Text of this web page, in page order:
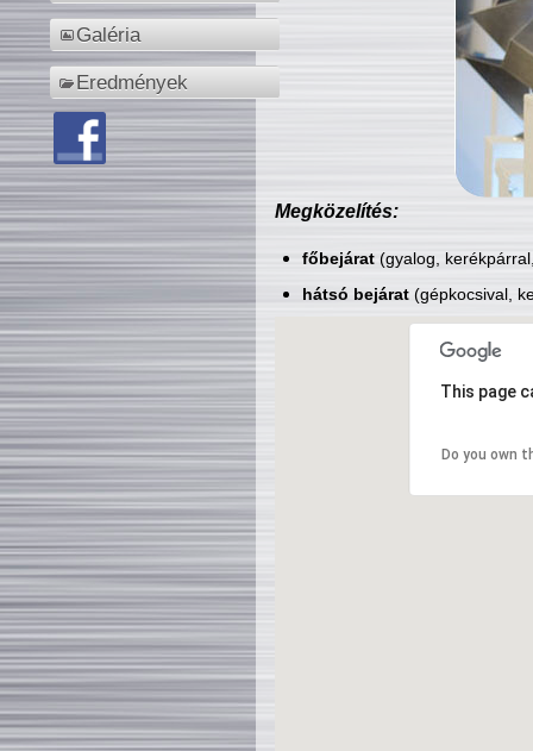
Galéria
Eredmények
Megközelítés:
főbejárat(gyalog,
hátsó bejárat(gépkocsival,
This page
Do you own